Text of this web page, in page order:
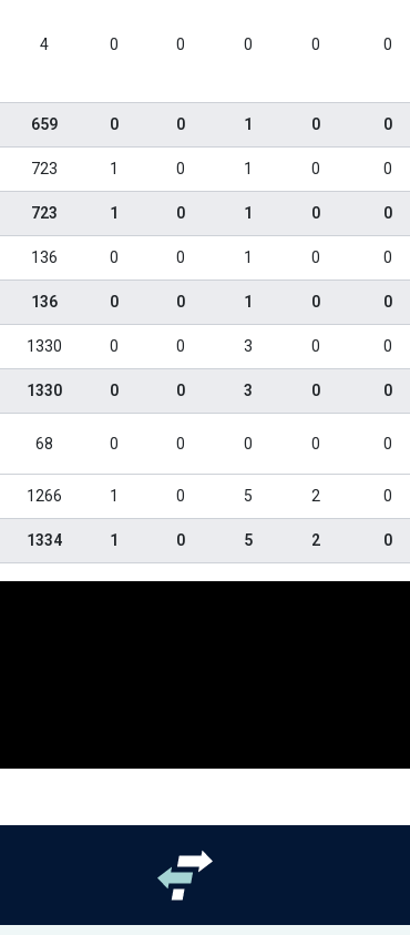
4 0 0 0 0 0
659 0 0 1 0 0
723 1 0 1 0 0
723 1 0 1 0 0
136 0 0 1 0 0
136 0 0 1 0 0
1330 0 0 3 0 0
1330 0 0 3 0 0
68 0 0 0 0 0
1266 1 0 5 2 0
1334 1 0 5 2 0